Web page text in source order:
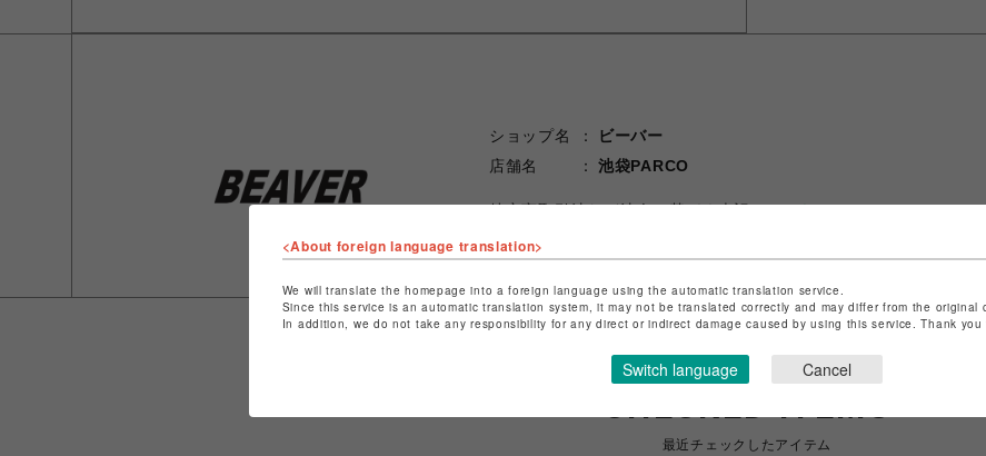
ショップ名
ビーバー
店舗名
池袋PARCO
特定商取引法など法令に基づく表記はこちら
ショップお問い合わせは
最近チェックしたアイテム
<About foreign language translation>
We will translate the homepage into a foreign language using the automatic translation service.
Since this service is an automatic translation system, it may not be translated correctly and may differ from the
In addition, we do not take any responsibility for any direct or indirect damage caused by using this service. Thank
Switch language Cancel